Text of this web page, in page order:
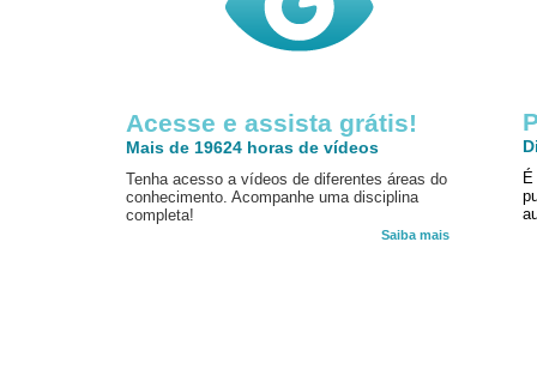
Acesse e assista grátis!
Mais de 19624 horas de vídeos
Tenha acesso a vídeos de diferentes áreas do
conhecimento. Acompanhe uma disciplina
completa!
Saiba mais